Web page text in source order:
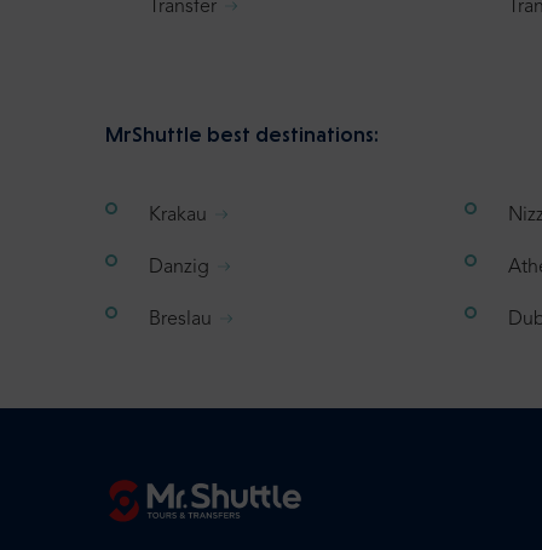
Transfer
MrShuttle best destinations:
Krakau
Danzig
Breslau